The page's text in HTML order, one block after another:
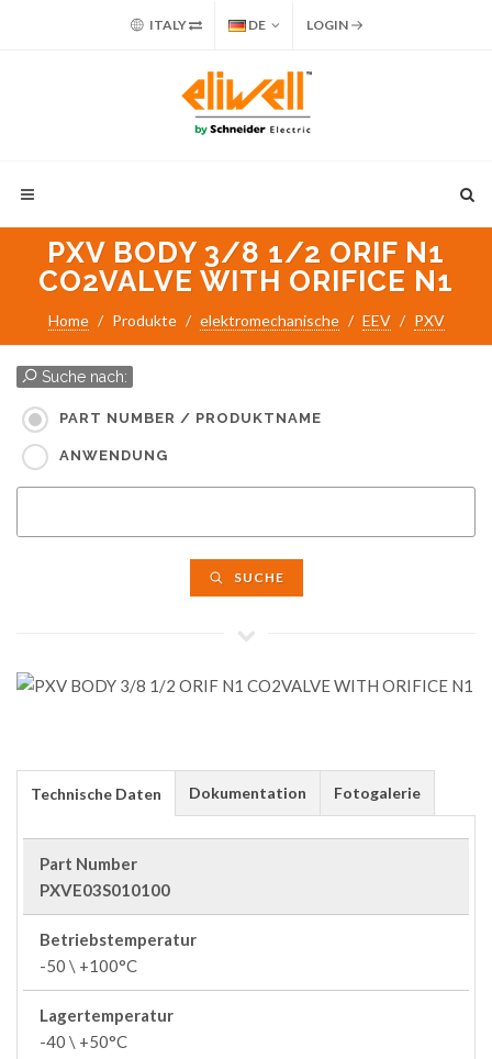
ITALY DE LOGIN
PXV BODY 3/8 1/2 ORIF N1
CO2VALVE WITH ORIFICE N1
Home Produkte elektromechanische EEV PXV
Suche nach:
PART NUMBER / PRODUKTNAME
ANWENDUNG
SUCHE
Technische Daten Dokumentation Fotogalerie
Part Number
PXVE03S010100
Betriebstemperatur
-50 \ +100°C
Lagertemperatur
-40 \ +50°C